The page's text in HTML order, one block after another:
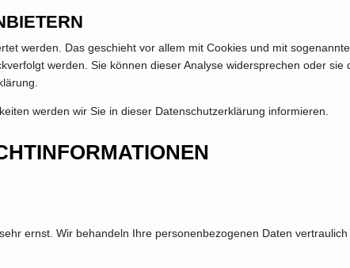
werden. Das geschieht vor allem mit Cookies und mit
werden. Sie können dieser Analyse widersprechen oder sie
werden wir Sie in dieser Datenschutzerklärung informieren.
ernst. Wir behandeln Ihre personenbezogenen Daten